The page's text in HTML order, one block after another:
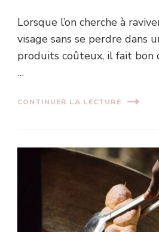
Lorsque l’on cherche à
visage sans se perdre dans
produits coûteux, il fait bon
…
CONTINUER LA LECTURE